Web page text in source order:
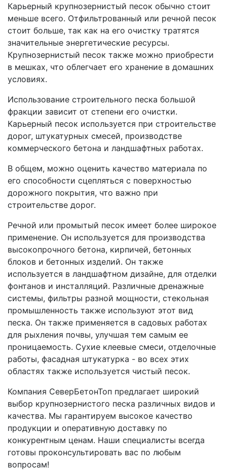
Карьерный крупнозернистый песок обычно стоит
меньше всего. Отфильтрованный или речной песок
стоит больше, так как на его очистку тратятся
значительные энергетические ресурсы.
Крупнозернистый песок также можно приобрести
в мешках, что облегчает его хранение в домашних
условиях.
Использование строительного песка большой
фракции зависит от степени его очистки.
Карьерный песок используется при строительстве
дорог, штукатурных смесей, производстве
коммерческого бетона и ландшафтных работах.
В общем, можно оценить качество материала по
его способности сцепляться с поверхностью
дорожного покрытия, что важно при
строительстве дорог.
Речной или промытый песок имеет более широкое
применение. Он используется для производства
высокопрочного бетона, кирпичей, бетонных
блоков и бетонных изделий. Он также
используется в ландшафтном дизайне, для отделки
фонтанов и инсталляций. Различные дренажные
системы, фильтры разной мощности, стекольная
промышленность также используют этот вид
песка. Он также применяется в садовых работах
для рыхления почвы, улучшая тем самым ее
проницаемость. Сухие клеевые смеси, отделочные
работы, фасадная штукатурка - во всех этих
областях также используется чистый песок.
Компания СеверБетонТоп предлагает широкий
выбор крупнозернистого песка различных видов и
качества. Мы гарантируем высокое качество
продукции и оперативную доставку по
конкурентным ценам. Наши специалисты всегда
готовы проконсультировать вас по любым
вопросам!